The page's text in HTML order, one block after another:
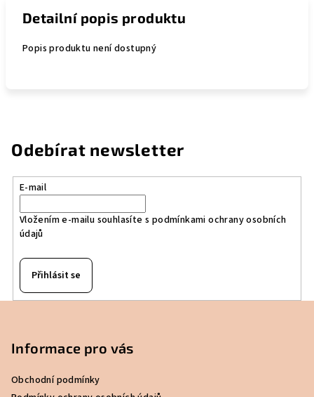
Detailní popis produktu
Popis produktu není dostupný
Odebírat newsletter
E-mail
Vložením e-mailu souhlasíte s podmínkami ochrany osobních
údajů
Přihlásit se
Informace pro vás
Obchodní podmínky